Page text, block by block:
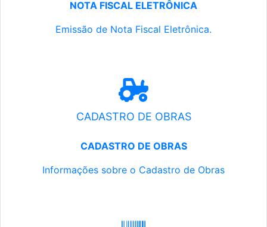
NOTA FISCAL ELETRÔNICA
Emissão de Nota Fiscal Eletrônica.
CADASTRO DE OBRAS
CADASTRO DE OBRAS
Informações sobre o Cadastro de Obras